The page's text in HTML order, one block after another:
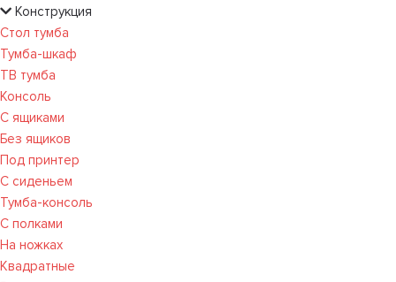
Конструкция
Стол тумба
Тумба-шкаф
ТВ тумба
Консоль
С ящиками
Без ящиков
Под принтер
С сиденьем
Тумба-консоль
С полками
На ножках
Квадратные